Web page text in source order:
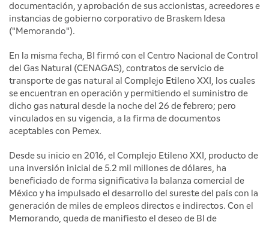
documentación, y aprobación de sus accionistas, acreedores e
instancias de gobierno corporativo de Braskem Idesa
("Memorando").
En la misma fecha, BI firmó con el Centro Nacional de Control
del Gas Natural (CENAGAS), contratos de servicio de
transporte de gas natural al Complejo Etileno XXI, los cuales
se encuentran en operación y permitiendo el suministro de
dicho gas natural desde la noche del 26 de febrero; pero
vinculados en su vigencia, a la firma de documentos
aceptables con Pemex.
Desde su inicio en 2016, el Complejo Etileno XXI, producto de
una inversión inicial de 5.2 mil millones de dólares, ha
beneficiado de forma significativa la balanza comercial de
México y ha impulsado el desarrollo del sureste del país con la
generación de miles de empleos directos e indirectos. Con el
Memorando, queda de manifiesto el deseo de BI de